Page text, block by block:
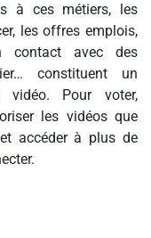
à ces métiers, les
les offres emplois,
contact avec des
constituent un
vidéo. Pour voter,
les vidéos que
accéder à plus de